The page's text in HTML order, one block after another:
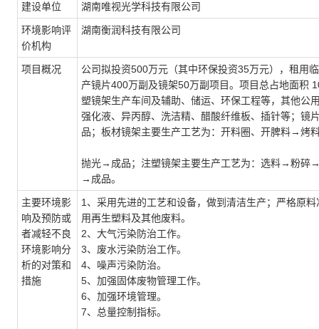
建设单位 湖南唯视光学科技有限公司
环境影响评
价机构
湖南衡润科技有限公司
项目概况
公司拟投资500万元（其中环保投资35万元），租用
产镜片400万副及镜架50万副项目。项目总占地面积
塑镜架生产车间及辅助、储运、环保工程等，其他公
强化液、异丙醇、洗洁精、醋酸纤维板、插针等
品；板材镜架主要生产工艺为：开料圈、开脾料→
抛光→成品；注塑镜架主要生产工艺为：选料→粉
→成品。
主要环境影
响及预防或
者减轻不良
环境影响分
析的对策和
措施
1、采用先进的工艺和设备，做到清洁生产；严格原
用再生塑料及其他废料。
2、大气污染防治工作。
3、废水污染防治工作。
4、噪声污染防治。
5、加强固体废物管理工作。
6、加强环境管理。
7、总量控制指标。